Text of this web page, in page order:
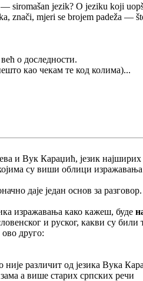
siromašan jezik? O jeziku koji
mjeri se brojem padeža —
о доследности.
као чекам те код колима)...
и Вук Караџић, језик најширих
су виши облици
даје један основ за разговор.
изражавања како кажеш, буде
и руског, какви су
ово друго:
различит од језика Вука
а више старих српских речи